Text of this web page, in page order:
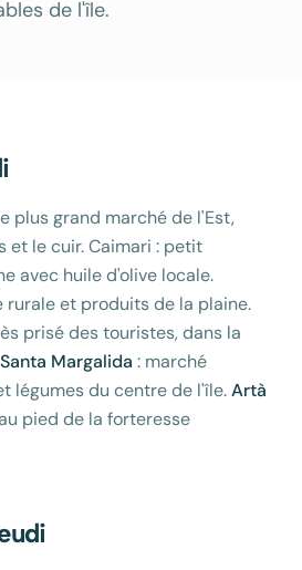
de l'île.
plus grand marché de l'Est,
et le cuir. Caimari : petit
avec huile d'olive locale.
rurale et produits de la plaine.
prisé des touristes, dans la
Santa Margalida : marché
légumes du centre de l'île.Artà
pied de la forteresse